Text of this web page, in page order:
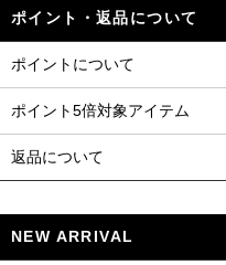
ポイント・返品について
ポイントについて
ポイント5倍対象アイテム
返品について
NEW ARRIVAL